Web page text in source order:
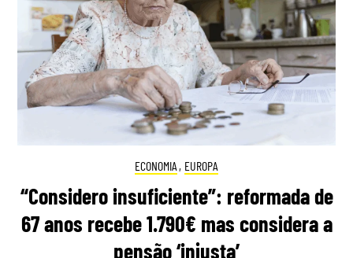
ECONOMIA , EUROPA
“Considero insuficiente”: reformada de
67 anos recebe 1.790€ mas considera a
pensão ‘injusta’